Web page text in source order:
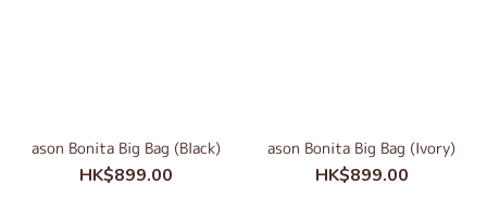
ason Bonita Big Bag (Black)
HK$899.00
ason Bonita Big Bag (Ivory)
HK$899.00